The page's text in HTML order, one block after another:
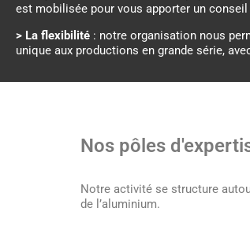
est mobilisée pour vous apporter un
> La flexibilité : notre organisation nous
unique aux productions en grande série,
Nos pôles
Notre activité se structure
de l’aluminium.